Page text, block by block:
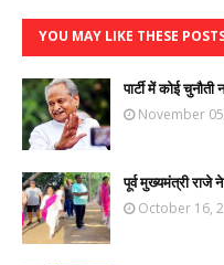
YOU MAY LIKE THESE
पार्टी में कोई
November
पूर्व मुख्यमंत्री राजे
October 16,